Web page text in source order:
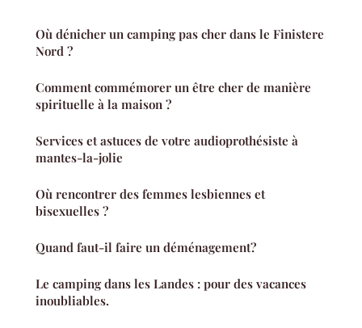
Où dénicher un camping pas cher dans le Finistere
Nord ?
Comment commémorer un être cher de manière
spirituelle à la maison ?
Services et astuces de votre audioprothésiste à
mantes-la-jolie
Où rencontrer des femmes lesbiennes et
bisexuelles ?
Quand faut-il faire un déménagement?
Le camping dans les Landes : pour des vacances
inoubliables.